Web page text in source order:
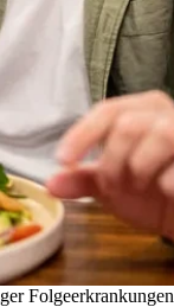
Folgeerkrankungen